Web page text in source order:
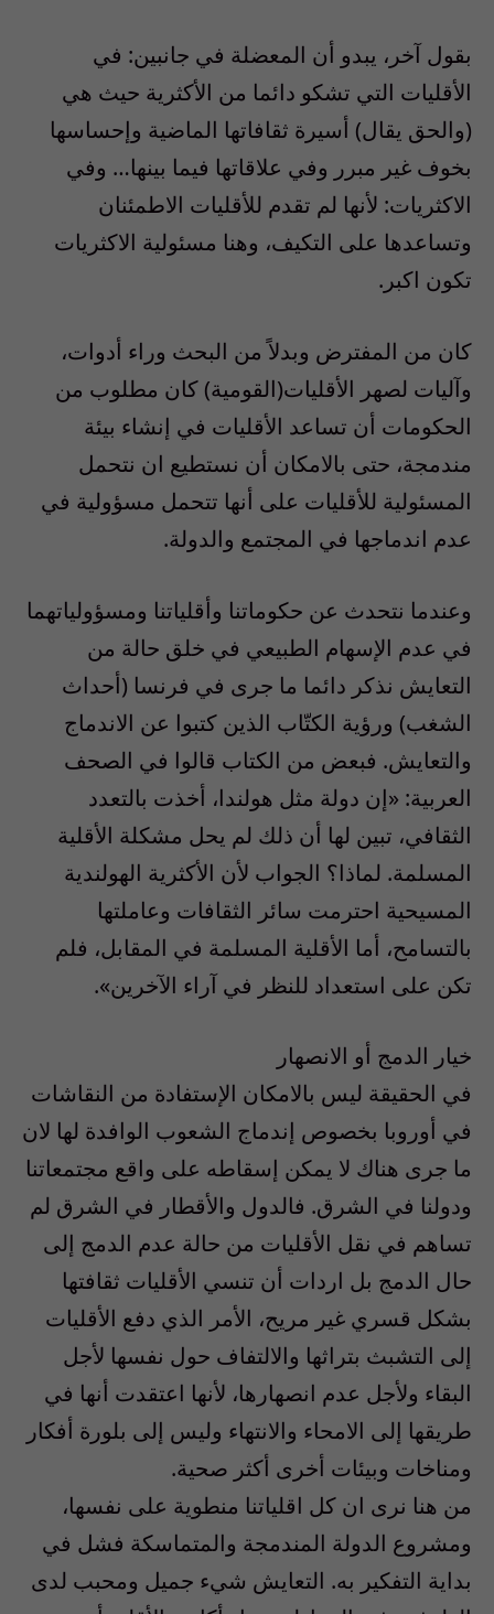
بقول آخر، يبدو أن المعضلة في جانبين: في
الأقليات التي تشكو دائما من الأكثرية حيث هي
(والحق يقال) أسيرة ثقافاتها الماضية وإحساسها
بخوف غير مبرر وفي علاقاتها فيما بينها… وفي
الاكثريات: لأنها لم تقدم للأقليات الاطمئنان
وتساعدها على التكيف، وهنا مسئولية الاكثريات
تكون اكبر.
كان من المفترض وبدلاً من البحث وراء أدوات،
وآليات لصهر الأقليات(القومية) كان مطلوب من
الحكومات أن تساعد الأقليات في إنشاء بيئة
مندمجة، حتى بالامكان أن نستطيع ان نتحمل
المسئولية للأقليات على أنها تتحمل مسؤولية في
عدم اندماجها في المجتمع والدولة.
وعندما نتحدث عن حكوماتنا وأقلياتنا ومسؤولياتهما
في عدم الإسهام الطبيعي في خلق حالة من
التعايش نذكر دائما ما جرى في فرنسا (أحداث
الشغب) ورؤية الكتّاب الذين كتبوا عن الاندماج
والتعايش. فبعض من الكتاب قالوا في الصحف
العربية: «إن دولة مثل هولندا، أخذت بالتعدد
الثقافي، تبين لها أن ذلك لم يحل مشكلة الأقلية
المسلمة. لماذا؟ الجواب لأن الأكثرية الهولندية
المسيحية احترمت سائر الثقافات وعاملتها
بالتسامح، أما الأقلية المسلمة في المقابل، فلم
تكن على استعداد للنظر في آراء الآخرين».
خيار الدمج أو الانصهار
في الحقيقة ليس بالامكان الإستفادة من النقاشات
في أوروبا بخصوص إندماج الشعوب الوافدة لها لان
ما جرى هناك لا يمكن إسقاطه على واقع مجتمعاتنا
ودولنا في الشرق. فالدول والأقطار في الشرق لم
تساهم في نقل الأقليات من حالة عدم الدمج إلى
حال الدمج بل اردات أن تنسي الأقليات ثقافتها
بشكل قسري غير مريح، الأمر الذي دفع الأقليات
إلى التشبث بتراثها والالتفاف حول نفسها لأجل
البقاء ولأجل عدم انصهارها، لأنها اعتقدت أنها في
طريقها إلى الامحاء والانتهاء وليس إلى بلورة أفكار
ومناخات وبيئات أخرى أكثر صحية.
من هنا نرى ان كل اقلياتنا منطوية على نفسها،
ومشروع الدولة المندمجة والمتماسكة فشل في
بداية التفكير به. التعايش شيء جميل ومحبب لدى